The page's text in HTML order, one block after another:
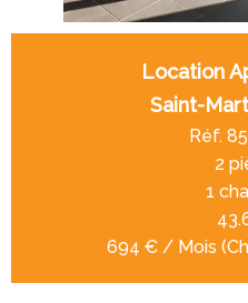
Location
Saint-
Réf.
2
1
694 € / Mois